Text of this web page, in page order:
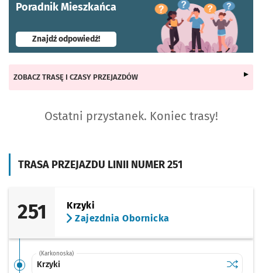
Poradnik Mieszkańca
Znajdź odpowiedź!- otworzy się w nowej karcie
TRASA PRZEJAZDU LINII NUMER 251
251
Krzyki
Zajezdnia Obornicka
(Karkonoska)
Krzyki Sprawdź
Krzyki
ZOBACZ TRASĘ I CZASY PRZEJAZDÓW
Ostatni przystanek. Koniec trasy!